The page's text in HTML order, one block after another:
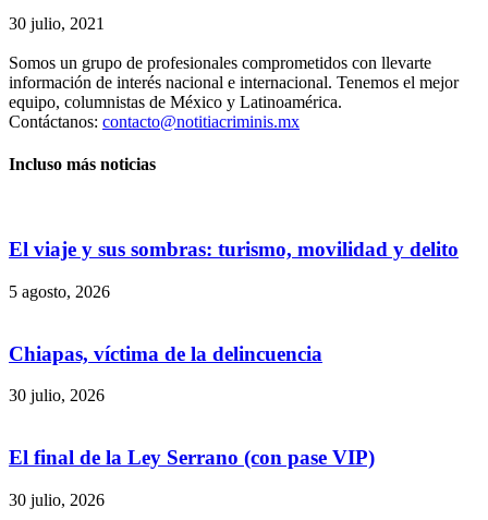
30 julio, 2021
Somos un grupo de profesionales comprometidos con llevarte
información de interés nacional e internacional. Tenemos el mejor
equipo, columnistas de México y Latinoamérica.
Contáctanos: contacto@notitiacriminis.mx
Incluso más noticias
El viaje y sus sombras: turismo, movilidad y delito
5 agosto, 2026
Chiapas, víctima de la delincuencia
30 julio, 2026
El final de la Ley Serrano (con pase VIP)
30 julio, 2026